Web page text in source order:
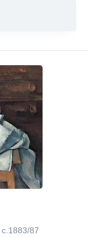
c.1883/87